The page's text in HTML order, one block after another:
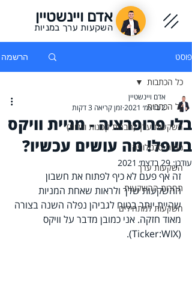
השקעות ערך במניות
אדם ויינשטיין
פוסט הרשמה
כל הכתבות
השקעות ערך (חברות קטנות וזולות)
מניות טכנולוגיה
השקעות ערך
תחרות ההשקעות
השקעות למתחילים
כל הכתבות
בלי פרופרציה - מניית וויקס
בשפל! מה עושים עכשיו?
אדם ויינשטיין
2 בדצמ׳ 2021
זמן קריאה 3 דקות
עודכן:29 בדצמ׳ 2021
זה אף פעם לא כיף לפתוח את חשבון
ההשקעות שלך ולראות שאחת המניות
שהיית יותר בטוח לגביהן נפלה השנה בצורה
מאוד חזקה. אני כמובן מדבר על וויקס
(Ticker:WIX).